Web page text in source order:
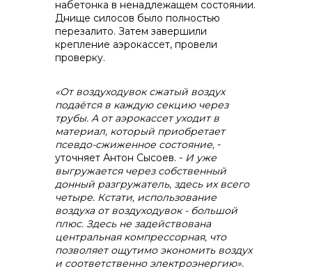
набетонка в ненадлежащем состоянии.
Днище силосов было полностью
перезалито. Затем завершили
крепление аэрокассет, провели
проверку.
«От воздуходувок сжатый воздух
подаётся в каждую секцию через
трубы. А от аэрокассет уходит в
материал, который приобретает
псевдо-сжиженное состояние, -
уточняет Антон Сысоев. - И уже
выгружается через собственный
донный разгружатель, здесь их всего
четыре. Кстати, использование
воздуха от воздуходувок - большой
плюс. Здесь не задействована
центральная компрессорная, что
позволяет ощутимо экономить воздух
и соответственно электроэнергию».